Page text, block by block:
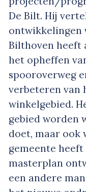
De Bilt. Hij
ontwikkelingen
Bilthoven heeft
het opheffen
spooroverweg
verbeteren van
winkelgebied.
gebied worden
doet, maar ook
gemeente
masterplan
een andere